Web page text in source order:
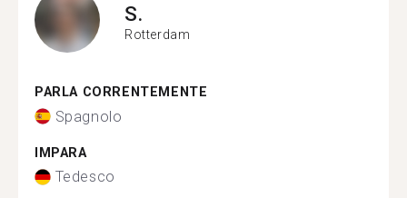
S.
Rotterdam
PARLA CORRENTEMENTE
Spagnolo
IMPARA
Tedesco